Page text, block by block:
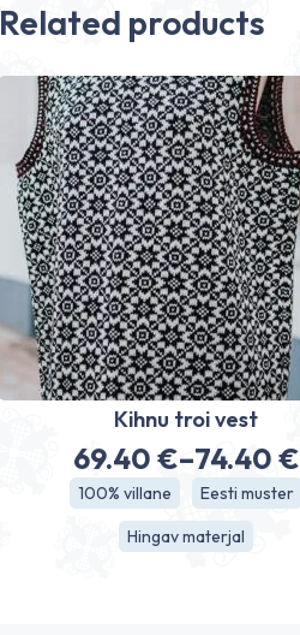
Related products
Kihnu troi vest
69.40 €–74.40 €
Price
range:
69.40 €
100% villane
Eesti muster
Hingav materjal